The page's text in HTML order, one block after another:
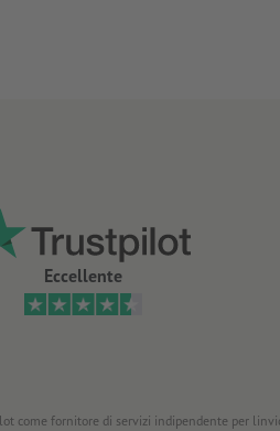
Eccellente
come fornitore di servizi indipendente per